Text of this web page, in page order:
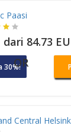
Paasi
84.73
30%!OR
Central